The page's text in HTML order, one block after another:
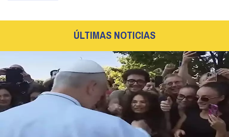
ÚLTIMAS NOTICIAS